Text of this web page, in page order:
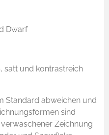
Dwarf
satt und kontrastreich
Standard abweichen und
sind
Zeichnung